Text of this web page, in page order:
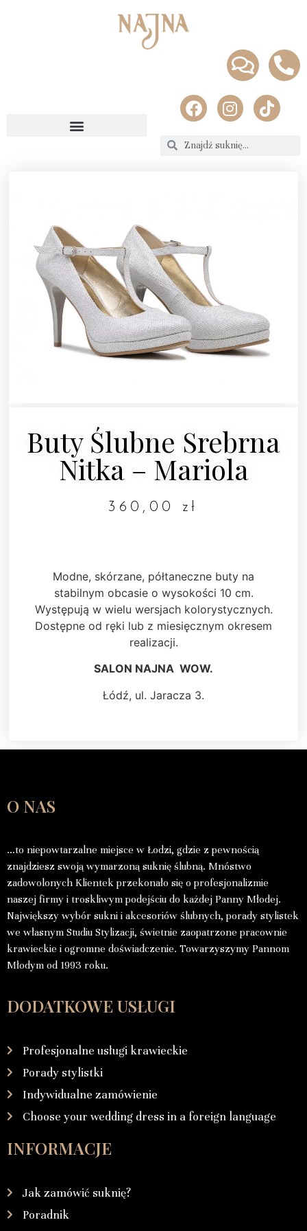
Buty Ślubne Srebrna
Nitka – Mariola
360,00 zł
Modne, skórzane, półtaneczne buty na
stabilnym obcasie o wysokości 10 cm.
Występują w wielu wersjach kolorystycznych.
Dostępne od ręki lub z miesięcznym okresem
realizacji.
SALON NAJNA WOW.
Łódź, ul. Jaracza 3.
O NAS
…to niepowtarzalne miejsce w Łodzi, gdzie z pewnością
znajdziesz swoją wymarzoną suknię ślubną. Mnóstwo
zadowolonych Klientek przekonało się o profesjonalizmie
naszej firmy i troskliwym podejściu do każdej Panny Młodej.
Największy wybór sukni i akcesoriów ślubnych, porady stylistek
we własnym Studiu Stylizacji, świetnie zaopatrzone pracownie
krawieckie i ogromne doświadczenie. Towarzyszymy Pannom
Młodym od 1993 roku.
DODATKOWE USŁUGI
Profesjonalne usługi krawieckie
Porady stylistki
Indywidualne zamówienie
Choose your wedding dress in a foreign language
INFORMACJE
Jak zamówić suknię?
Poradnik